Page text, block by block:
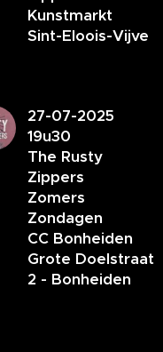
Kunstmarkt
Sint-Eloois-Vijve
27-07-2025
19u30
The Rusty
Zippers
Zomers
Zondagen
CC Bonheiden
Grote Doelstraat
2 - Bonheiden